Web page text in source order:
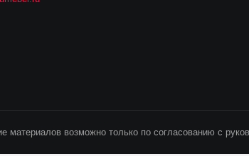
возможно только по согласованию с